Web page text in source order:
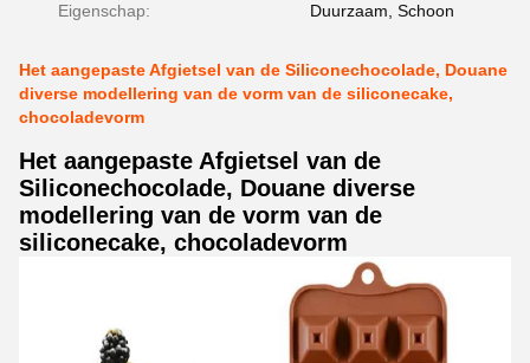
Eigenschap: Duurzaam, Schoon
Het aangepaste Afgietsel van de Siliconechocolade, Douane
diverse modellering van de vorm van de siliconecake,
chocoladevorm
Het aangepaste Afgietsel van de
Siliconechocolade, Douane diverse
modellering van de vorm van de
siliconecake, chocoladevorm